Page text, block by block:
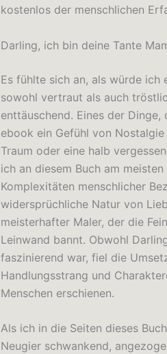
kostenlos der menschlichen
Darling, ich bin deine Tante
Es fühlte sich an, als würde ich
sowohl vertraut als auch
enttäuschend. Eines der
ebook ein Gefühl von
Traum oder eine halb
ich an diesem Buch am
Komplexitäten menschlicher
widersprüchliche Natur von
meisterhafter Maler, der die
Leinwand bannt. Obwohl
faszinierend war, fiel die
Handlungsstrang und
Menschen erschienen.
Als ich in die Seiten dieses
Neugier schwankend,